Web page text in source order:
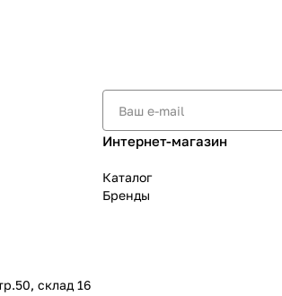
склад 16
Интернет-магазин
Каталог
Бренды